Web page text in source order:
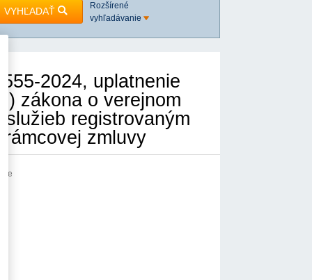
VYHĽADAŤ
Rozšírené
vyhľadávanie
2024, uplatnenie
zákona o verejnom
registrovaným
zmluvy